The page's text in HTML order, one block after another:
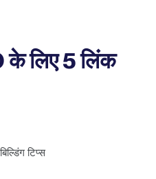
के लिए 5 लिंक